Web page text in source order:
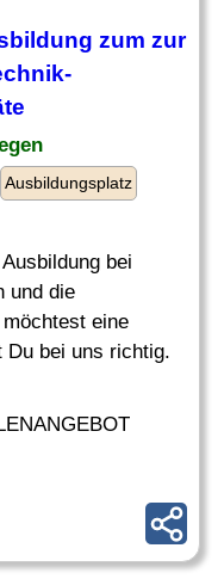
zum zur
Ausbildungsplatz
bei
und die
eine
Du bei uns richtig.